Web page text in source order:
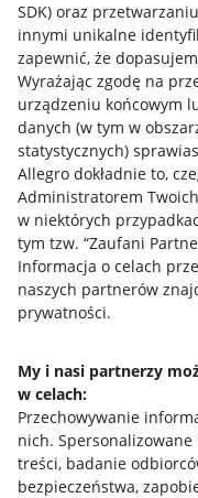
SDK) oraz
innymi unikalne
zapewnić, że
Wyrażając zgodę na
urządzeniu końcowym
danych (w tym w
statystycznych)
Allegro dokładnie to,
Administratorem
w niektórych
tym tzw. “Zaufani
Informacja o celach
naszych partnerów
prywatności.
My i nasi partnerzy
w celach:
Przechowywanie
nich.
treści, badanie
bezpieczeństwa,
Przydatne informacje
Jak to działa
Allegro Gadane dla
Allegro Gadane dla
Mapa miejscowości